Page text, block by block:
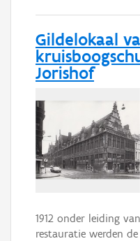
Gildelokaal
Jorishof
1912 onder leiding
restauratie werden